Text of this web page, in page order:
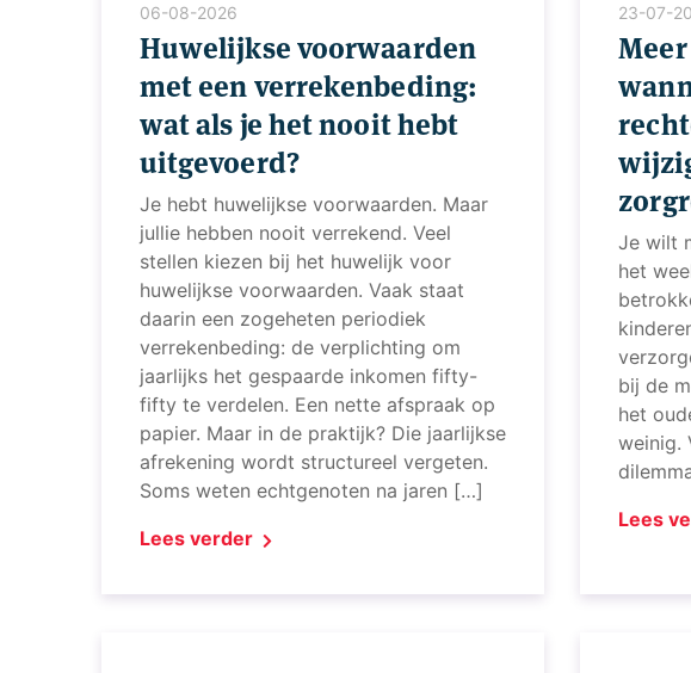
06-08-2026
Huwelijkse voorwaarden
met een verrekenbeding:
wat als je het nooit hebt
uitgevoerd?
Je hebt huwelijkse voorwaarden. Maar
jullie hebben nooit verrekend. Veel
stellen kiezen bij het huwelijk voor
huwelijkse voorwaarden. Vaak staat
daarin een zogeheten periodiek
verrekenbeding: de verplichting om
jaarlijks het gespaarde inkomen fifty-
fifty te verdelen. Een nette afspraak op
papier. Maar in de praktijk? Die jaarlijkse
afrekening wordt structureel vergeten.
Soms weten echtgenoten na jaren […]
Lees verder
23-07-
Je wilt
het
bij de
het
weinig.
Lees